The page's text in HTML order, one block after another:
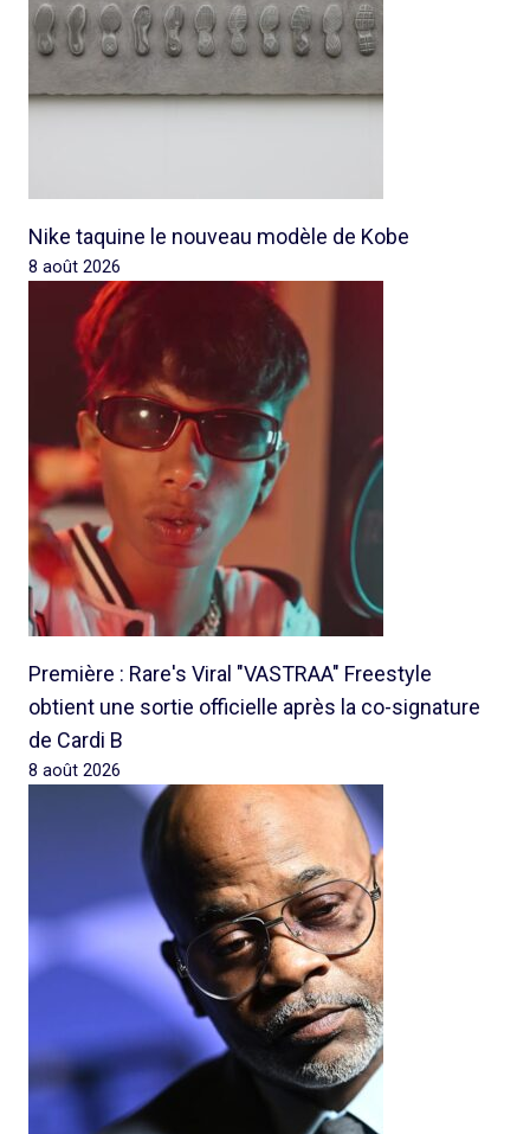
Nike taquine le nouveau modèle de Kobe
8 août 2026
Première : Rare's Viral "VASTRAA" Freestyle
obtient une sortie officielle après la co-signature
de Cardi B
8 août 2026